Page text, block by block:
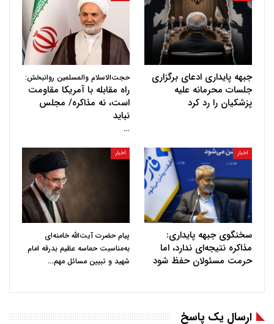
جبهه پایداری ادعای برگزاری
جلسات محرمانه علیه
پزشکیان را رد کرد
حجت‌الاسلام والمسلمین روانبخش:
راه مقابله با آمریکا مقاومت
است، نه مذاکره/ مجلس
نباید
…
اخبار
سخنگوی جبهه پایداری:
مذاکره نتیجه‌ای ندارد، اما
حرمت مسئولان حفظ شود
اخبار
پیام حضرت آیت‌الله خامنه‌ای
به‌مناسبت حماسه عظیم بدرقه امام
شهید و تبیین مسائل مهم…
ارسال یک پاسخ